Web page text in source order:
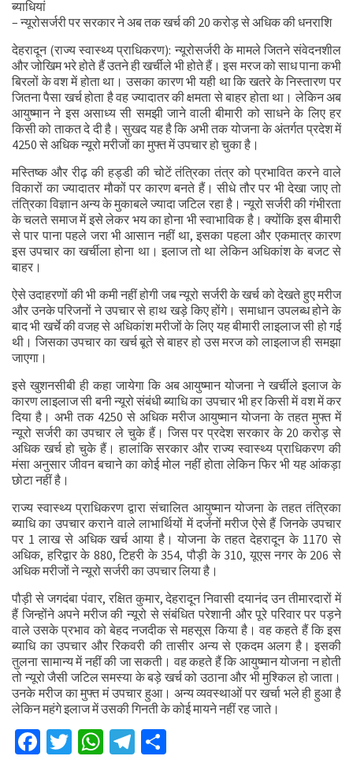
ब्याधियां
– न्यूरोसर्जरी पर सरकार ने अब तक खर्च की 20 करोड़ से अधिक की धनराशि
देहरादून (राज्य स्वास्थ्य प्राधिकरण): न्यूरोसर्जरी के मामले जितने संवेदनशील
और जोखिम भरे होते हैं उतने ही खर्चीले भी होते हैं। इस मरज को साध पाना कभी
बिरलों के वश में होता था। उसका कारण भी यही था कि खतरे के निस्तारण पर
जितना पैसा खर्च होता है वह ज्यादातर की क्षमता से बाहर होता था। लेकिन अब
आयुष्मान ने इस असाध्य सी समझी जाने वाली बीमारी को साधने के लिए हर
किसी को ताकत दे दी है। सुखद यह है कि अभी तक योजना के अंतर्गत प्रदेश में
4250 से अधिक न्यूरो मरीजों का मुफ्त में उपचार हो चुका है।
मस्तिष्क और रीढ़ की हड्डी की चोटें तंत्रिका तंत्र को प्रभावित करने वाले
विकारों का ज्यादातर मौकों पर कारण बनते हैं। सीधे तौर पर भी देखा जाए तो
तंत्रिका विज्ञान अन्य के मुकाबले ज्यादा जटिल रहा है। न्यूरो सर्जरी की गंभीरता
के चलते समाज में इसे लेकर भय का होना भी स्वाभाविक है। क्योंकि इस बीमारी
से पार पाना पहले जरा भी आसान नहीं था, इसका पहला और एकमात्र कारण
इस उपचार का खर्चीला होना था। इलाज तो था लेकिन अधिकांश के बजट से
बाहर।
ऐसे उदाहरणों की भी कमी नहीं होगी जब न्यूरो सर्जरी के खर्च को देखते हुए मरीज
और उनके परिजनों ने उपचार से हाथ खड़े किए होंगे। समाधान उपलब्ध होने के
बाद भी खर्चे की वजह से अधिकांश मरीजों के लिए यह बीमारी लाइलाज सी हो गई
थी। जिसका उपचार का खर्च बूते से बाहर हो उस मरज को लाइलाज ही समझा
जाएगा।
इसे खुशनसीबी ही कहा जायेगा कि अब आयुष्मान योजना ने खर्चीले इलाज के
कारण लाइलाज सी बनी न्यूरो संबंधी ब्याधि का उपचार भी हर किसी में वश में कर
दिया है। अभी तक 4250 से अधिक मरीज आयुष्मान योजना के तहत मुफ्त में
न्यूरो सर्जरी का उपचार ले चुके हैं। जिस पर प्रदेश सरकार के 20 करोड़ से
अधिक खर्च हो चुके हैं। हालांकि सरकार और राज्य स्वास्थ्य प्राधिकरण की
मंसा अनुसार जीवन बचाने का कोई मोल नहीं होता लेकिन फिर भी यह आंकड़ा
छोटा नहीं है।
राज्य स्वास्थ्य प्राधिकरण द्वारा संचालित आयुष्मान योजना के तहत तंत्रिका
ब्याधि का उपचार कराने वाले लाभार्थियों में दर्जनों मरीज ऐसे हैं जिनके उपचार
पर 1 लाख से अधिक खर्च आया है। योजना के तहत देहरादून के 1170 से
अधिक, हरिद्वार के 880, टिहरी के 354, पौड़ी के 310, यूएस नगर के 206 से
अधिक मरीजों ने न्यूरो सर्जरी का उपचार लिया है।
पौड़ी से जगदंबा पंवार, रक्षित कुमार, देहरादून निवासी दयानंद उन तीमारदारों में
हैं जिन्होंने अपने मरीज की न्यूरो से संबंधित परेशानी और पूरे परिवार पर पड़ने
वाले उसके प्रभाव को बेहद नजदीक से महसूस किया है। वह कहते हैं कि इस
ब्याधि का उपचार और रिकवरी की तासीर अन्य से एकदम अलग है। इसकी
तुलना सामान्य में नहीं की जा सकती। वह कहते हैं कि आयुष्मान योजना न होती
तो न्यूरो जैसी जटिल समस्या के बड़े खर्च को उठाना और भी मुश्किल हो जाता।
उनके मरीज का मुफ्त मं उपचार हुआ। अन्य व्यवस्थाओं पर खर्चा भले ही हुआ है
लेकिन महंगे इलाज में उसकी गिनती के कोई मायने नहीं रह जाते।
Facebook
Twitter
WhatsApp
Telegram